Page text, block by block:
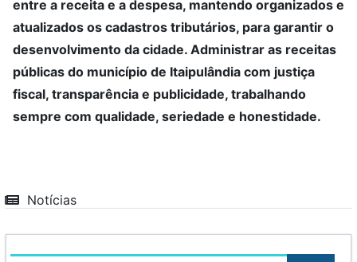
entre a receita e a despesa, mantendo organizados e
atualizados os cadastros tributários, para garantir o
desenvolvimento da cidade. Administrar as receitas
públicas do município de Itaipulândia com justiça
fiscal, transparência e publicidade, trabalhando
sempre com qualidade, seriedade e honestidade.
Notícias